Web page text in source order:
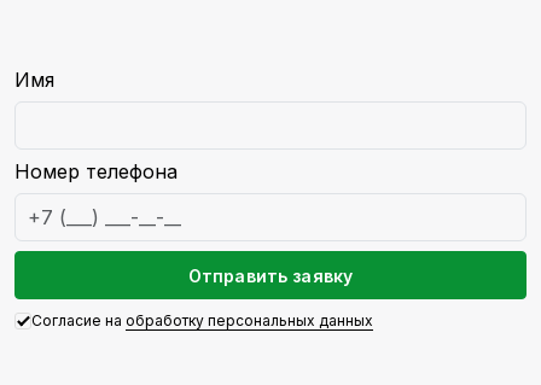
Email
Имя
Номер телефона
Отправить заявку
Согласие на обработку персональных данных